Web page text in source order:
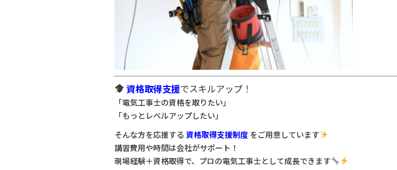
資格取得支援でスキルアップ！
「電気工事士の資格を取りたい」
「もっとレベルアップしたい」
そんな方を応援する 資格取得支援制度 をご用意しています
講習費用や時間は会社がサポート！
現場経験＋資格取得で、プロの電気工事士として成長できます